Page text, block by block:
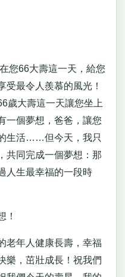
66大壽這一天，給您
受最令人羨慕的風光！
歲大壽這一天讓您坐上
一個夢想，爸爸，讓您
生活……但今天，我只
共同完成一個夢想：那
人生最幸福的一段時
年人健康長壽，幸福
樂，茁壯成長！祝我們